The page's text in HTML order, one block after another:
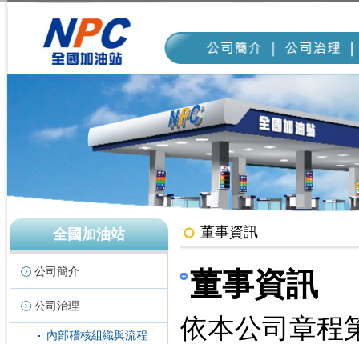
全國加油站
公司簡介
公司治理
內部稽核組織與流程
董事資訊
董事資訊
依本公司章程